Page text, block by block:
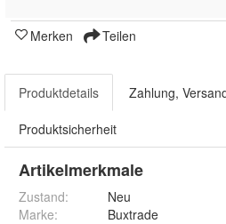
Merken Teilen
Produktdetails Zahlung,
Produktsicherheit
Artikelmerkmale
Zustand:
Neu
Marke:
Buxtrade